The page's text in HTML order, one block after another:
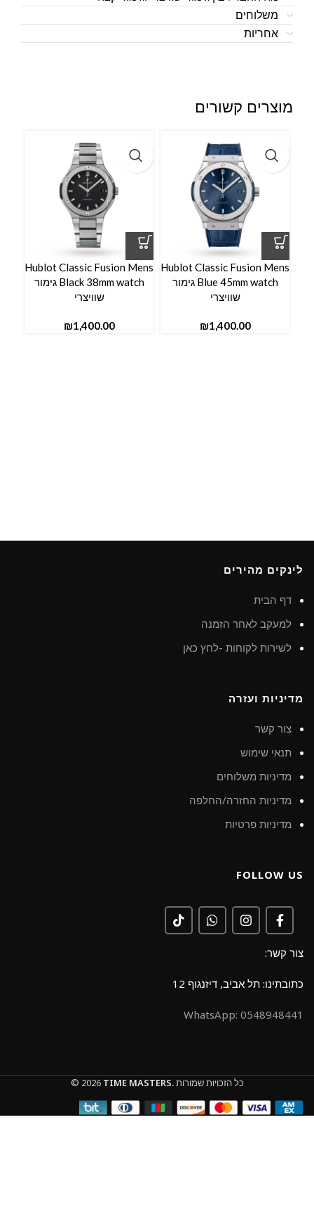
משלוחים
אחריות
מוצרים קשורים
Hublot Classic Fusion Mens
Blue 45mm watch גימור
שוויצרי
₪
Hublot Classic Fusion Mens
Black 38mm watch גימור
שוויצרי
₪
לינקים מהירים
דף הבית
למעקב לאחר הזמנה
לשירות לקוחות -לחץ כאן
מדיניות ועזרה
צור קשר
תנאי שימוש
מדיניות משלוחים
מדיניות החזרה/החלפה
מדיניות פרטיות
FOLLOW US
צור קשר:
כתובתינו: תל אביב, דיזנגוף 12
0548948441 :WhatsApp
© 2026 TIME MASTERS.כל הזכויות שמורות